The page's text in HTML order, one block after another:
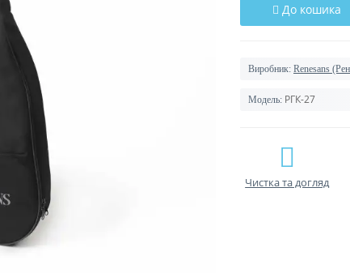
До кошика
Виробник: Renesans
Модель: РГК-27
Чистка та догляд